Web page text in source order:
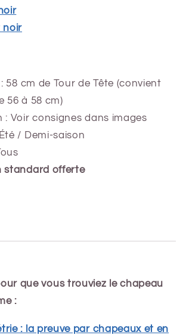
noir
: 58 cm de Tour de Tête (convient
56 à 58 cm)
: Voir consignes dans images
/ Demi-saison
standard offerte
que vous trouviez le chapeau
:
: la preuve par chapeaux et en